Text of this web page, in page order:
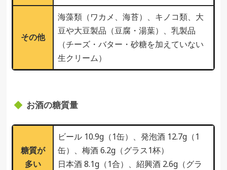
その他
海藻類（ワカメ、海苔）、キノコ類、大
豆や大豆製品（豆腐・湯葉）、乳製品
（チーズ・バター・砂糖を加えていない
生クリーム）
お酒の糖質量
糖質が
多い
ビール 10.9g（1缶）、発泡酒 12.7g（1
缶）、梅酒 6.2g（グラス1杯）
日本酒 8.1g（1合）、紹興酒 2.6g（グラ